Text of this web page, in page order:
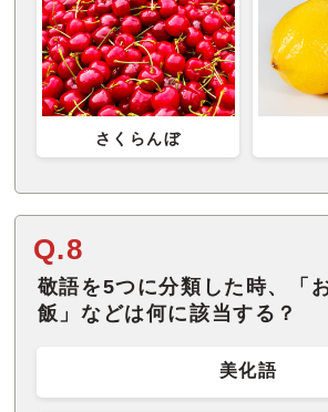
さくらんぼ
Q.8
敬語を5つに分類した時、「
飯」などは何に該当する？
美化語